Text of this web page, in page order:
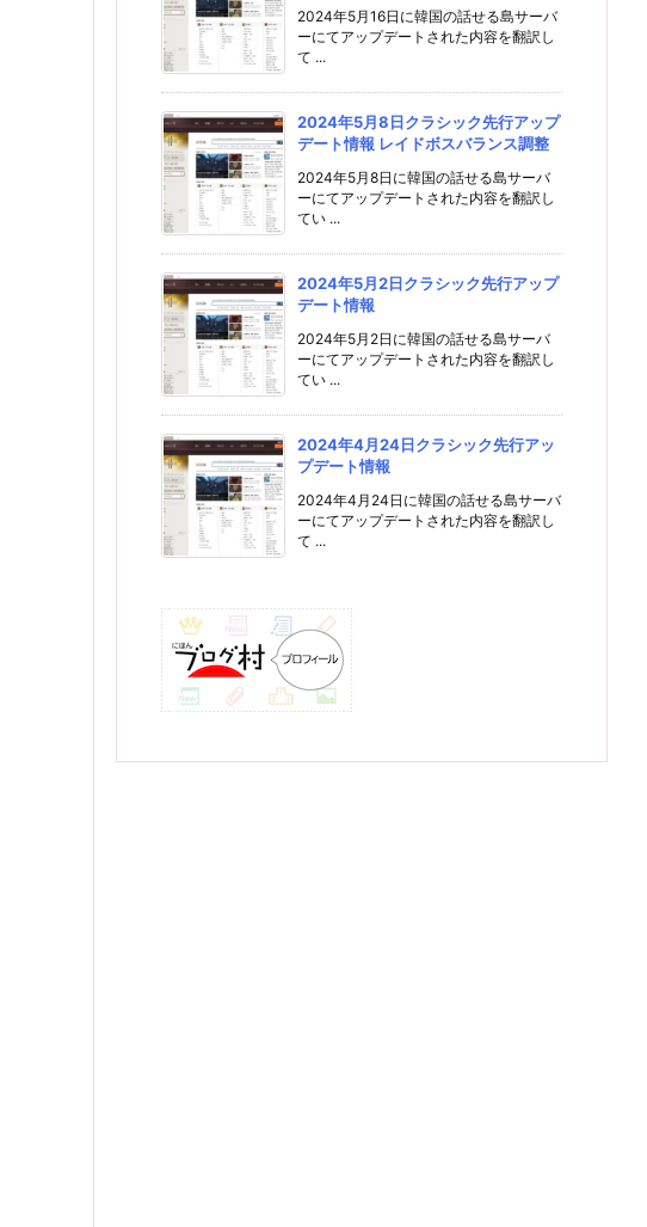
2024年5月16日に韓国の話せる島サーバ
ーにてアップデートされた内容を翻訳し
て ...
2024年5月8日クラシック先行アップ
デート情報 レイドボスバランス調整
2024年5月8日に韓国の話せる島サーバ
ーにてアップデートされた内容を翻訳し
てい ...
2024年5月2日クラシック先行アップ
デート情報
2024年5月2日に韓国の話せる島サーバ
ーにてアップデートされた内容を翻訳し
てい ...
2024年4月24日クラシック先行アッ
プデート情報
2024年4月24日に韓国の話せる島サーバ
ーにてアップデートされた内容を翻訳し
て ...